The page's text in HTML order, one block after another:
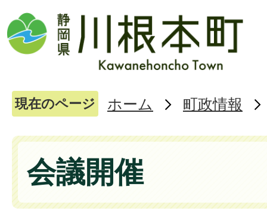
現在のページ ホーム 町政情報
会議開催